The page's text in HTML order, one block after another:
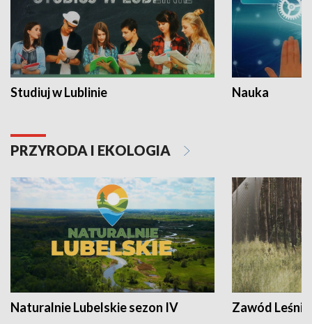
Studiuj w Lublinie Nauka
PRZYRODA I EKOLOGIA
Naturalnie Lubelskie sezon IV Zawód Leśnik